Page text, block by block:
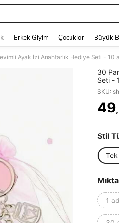
Erkek Giyim Çocuklar Büyük
30
Seti -
adet
SKU:
49
Stil
1